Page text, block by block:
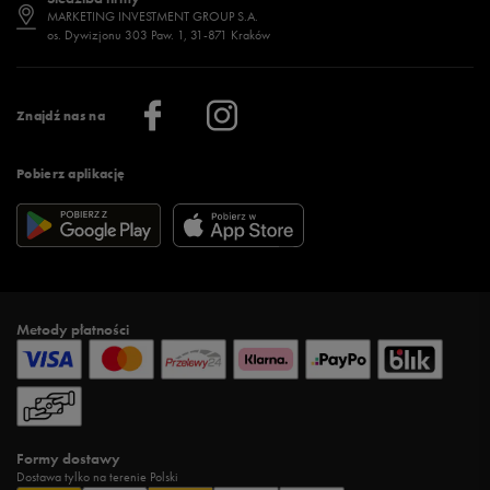
Znajdź nas na
Pobierz aplikację
Regulamin sklepu 50 style
Regulamin aplikacji 50 style
Więcej regulaminów >
Jak wybrać buty na zimę?
Więcej >
Stylizacje damskie
Sklepy stacjonarne
Klub 50 style
Praca
Informacje o firmie
MARKETING INVESTMENT GROUP S.A.
os. Dywizjonu 303 Paw. 1, 31-871 Kraków
Metody płatności
Formy dostawy
Dostawa tylko na terenie Polski